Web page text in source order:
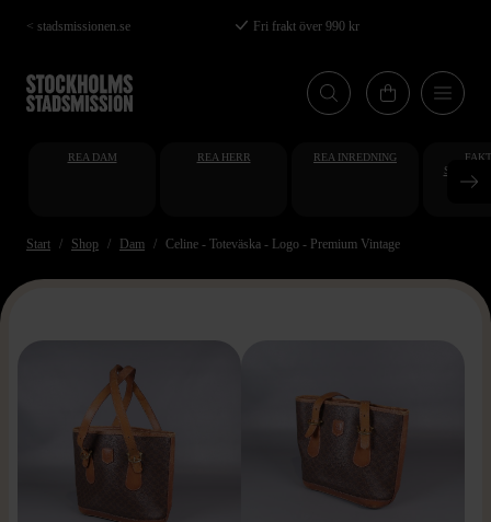
Hoppa
till
huvudinnehåll
< stadsmissionen.se Fri frakt över 990 kr
REA DAM REA HERR REA INREDNING
Start Shop Dam Celine - Toteväska - Logo - Premium Vintage